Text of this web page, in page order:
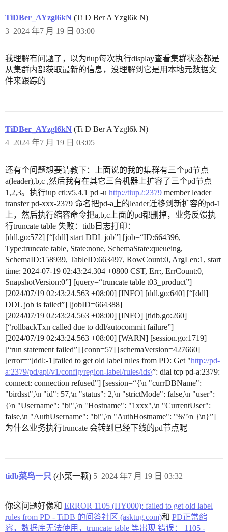
TiDBer_AYzgl6kN (Ti D Ber A Yzgl6k N)
2024 年7 月 19 日 03:00
3
我理解有问题了，以为tiup每次执行display查看集群状态都是
从集群内部获取最新的信息，没理解到它是用本地元数据文
件来跟踪的
TiDBer_AYzgl6kN (Ti D Ber A Yzgl6k N)
2024 年7 月 19 日 03:05
4
还有个问题想要请教下：上面说的我的集群有三个pd节点
a(leader),b,c ,然后我有在其它三台机器上扩容了三个pd节点
1,2,3。执行iup ctl:v5.4.1 pd -u http://tiup2:2379 member leader
transfer pd-xxx-2379 命名把pd-a上的leader迁移到新扩容的pd-1
上，然后执行缩容命令把a,b,c上面的pd都删掉，业务反馈执
行truncate table 失败：tidb日志打印：
[ddl.go:572] [“[ddl] start DDL job”] [job=“ID:664396,
Type:truncate table, State:none, SchemaState:queueing,
SchemaID:158939, TableID:663497, RowCount:0, ArgLen:1, start
time: 2024-07-19 02:43:24.304 +0800 CST, Err:, ErrCount:0,
SnapshotVersion:0”] [query=“truncate table t03_product”]
[2024/07/19 02:43:24.563 +08:00] [INFO] [ddl.go:640] [“[ddl]
DDL job is failed”] [jobID=664388]
[2024/07/19 02:43:24.563 +08:00] [INFO] [tidb.go:260]
[“rollbackTxn called due to ddl/autocommit failure”]
[2024/07/19 02:43:24.563 +08:00] [WARN] [session.go:1719]
[“run statement failed”] [conn=57] [schemaVersion=427660]
[error=“[ddl:-1]failed to get old label rules from PD: Get "http://pd-
a:2379/pd/api/v1/config/region-label/rules/ids\”: dial tcp pd-a:2379:
connect: connection refused"] [session=“{\n "currDBName":
"birdsst",\n "id": 57,\n "status": 2,\n "strictMode": false,\n "user":
{\n "Username": "bi",\n "Hostname": "1xxx",\n "CurrentUser":
false,\n "AuthUsername": "bi",\n "AuthHostname": "%"\n }\n}”]
为什么业务执行truncate 会转到已经下线的pd节点呢
tidb菜鸟一只 (小菜一颗) 2024 年7 月 19 日 03:32
5
你这问题好像和 ERROR 1105 (HY000): failed to get old label
rules from PD - TiDB 的问答社区 (asktug.com)和 PD正常缩
容，数据库无法使用，truncate table 等出现 错误： 1105 -